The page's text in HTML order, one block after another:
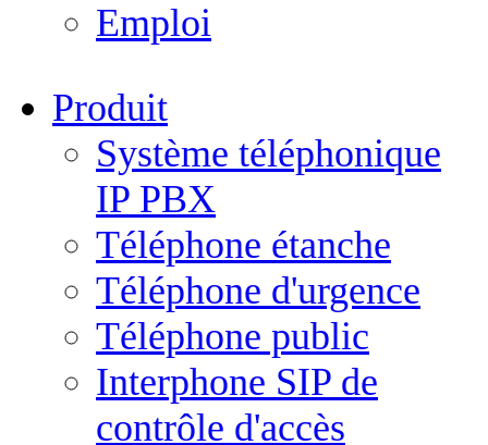
Emploi
Produit
Système téléphonique
IP PBX
Téléphone étanche
Téléphone d'urgence
Téléphone public
Interphone SIP de
contrôle d'accès